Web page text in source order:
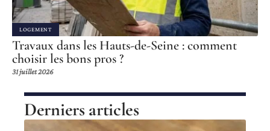
LOGEMENT
Travaux dans les Hauts-de-Seine : comment
choisir les bons pros ?
31 juillet 2026
Derniers articles